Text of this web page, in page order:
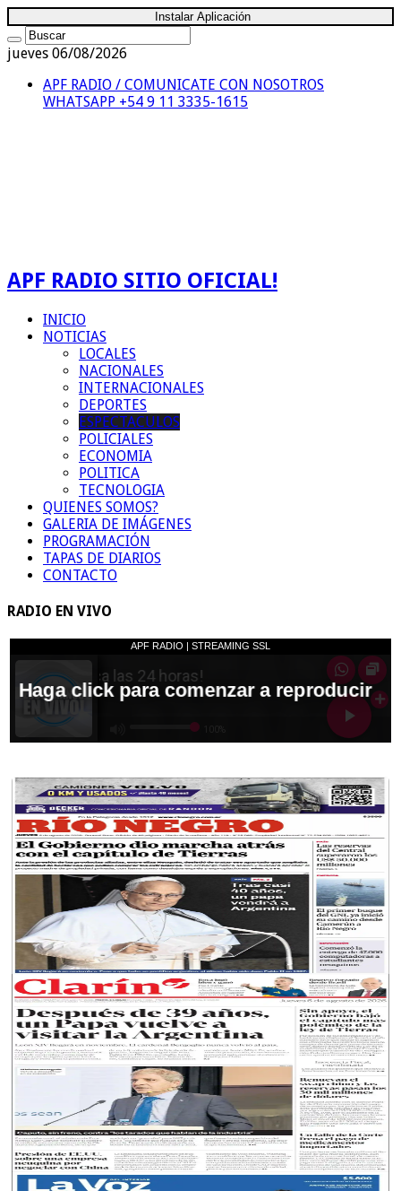
Instalar Aplicación
jueves 06/08/2026
APF RADIO / COMUNICATE CON NOSOTROS
WHATSAPP +54 9 11 3335-1615
APF RADIO SITIO OFICIAL!
INICIO
NOTICIAS
LOCALES
NACIONALES
INTERNACIONALES
DEPORTES
ESPECTACULOS
POLICIALES
ECONOMIA
POLITICA
TECNOLOGIA
QUIENES SOMOS?
GALERIA DE IMÁGENES
PROGRAMACIÓN
TAPAS DE DIARIOS
CONTACTO
RADIO EN VIVO